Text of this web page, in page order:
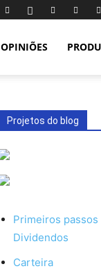
OPINIÕES
Projetos do blog
Primeiros
Dividendos
Carteira